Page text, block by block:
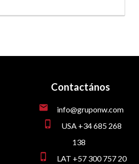
Contactános
mail info@gruponw.com
phone_iphone
USA +34 685 268
138
phone_iphone
LAT +57 300 757 20